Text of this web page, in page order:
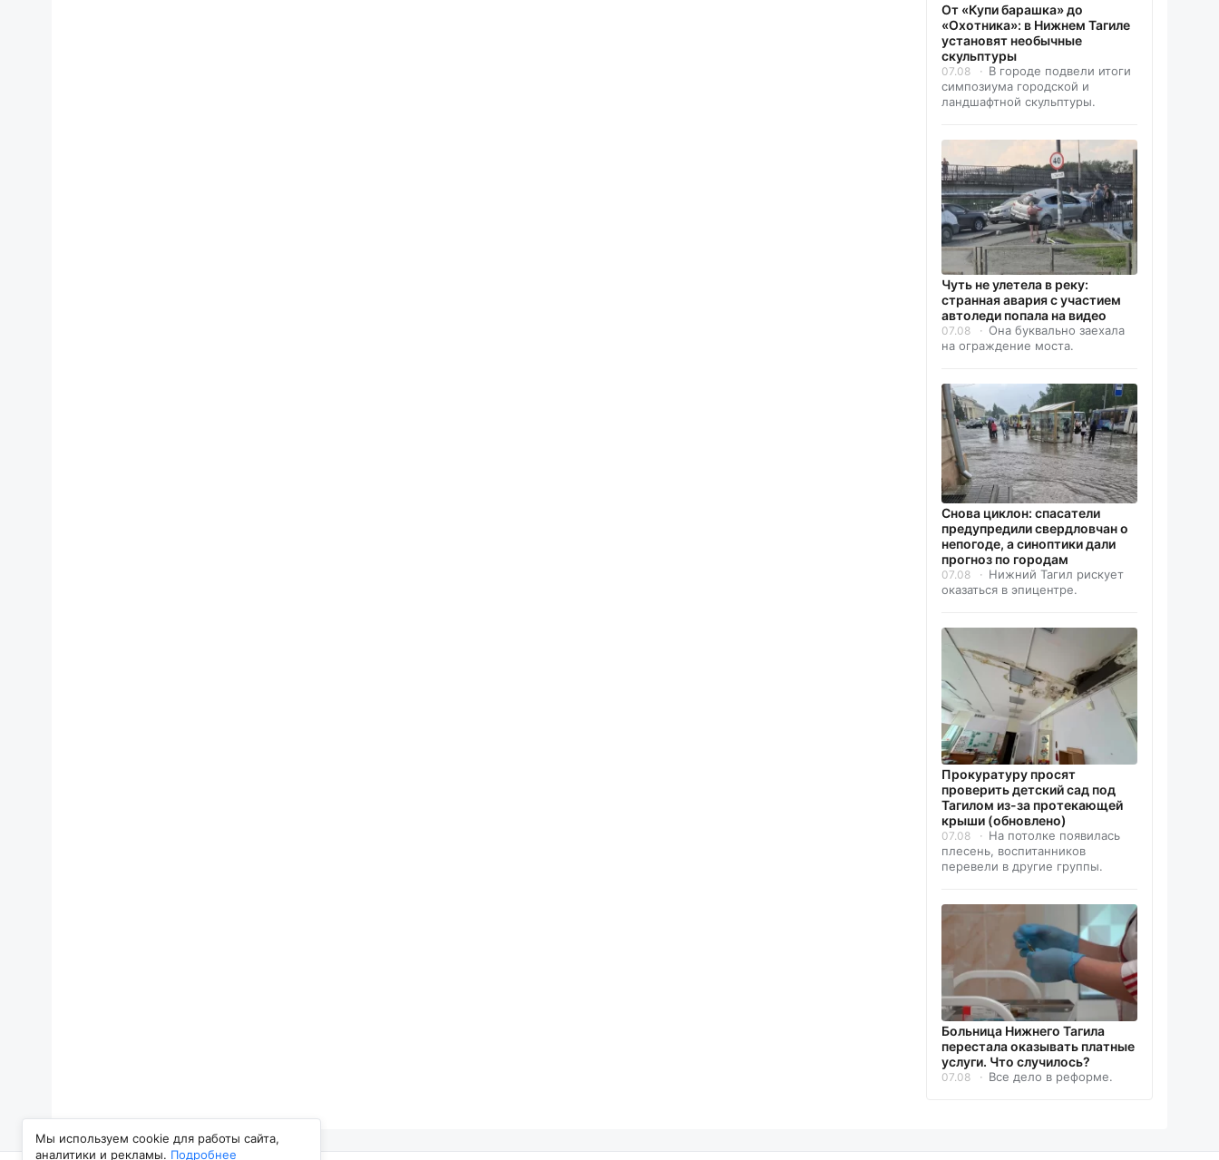
Мы используем cookie для работы сайта,
аналитики и рекламы. Подробнее
От «Купи барашка» до
«Охотника»: в Нижнем Тагиле
установят необычные
скульптуры
07.08
В городе подвели итоги
симпозиума городской и
ландшафтной скульптуры.
Чуть не улетела в реку:
странная авария с участием
автоледи попала на видео
07.08
Она буквально заехала
на ограждение моста.
Снова циклон: спасатели
предупредили свердловчан о
непогоде, а синоптики дали
прогноз по городам
07.08
Нижний Тагил рискует
оказаться в эпицентре.
Прокуратуру просят
проверить детский сад под
Тагилом из-за протекающей
крыши (обновлено)
07.08
На потолке появилась
плесень, воспитанников
перевели в другие группы.
Больница Нижнего Тагила
перестала оказывать платные
услуги. Что случилось?
07.08 Все дело в реформе.